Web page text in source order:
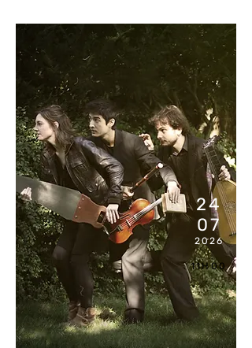
11H00
24
07
2026